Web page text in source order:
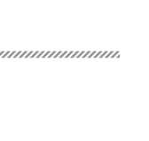
する